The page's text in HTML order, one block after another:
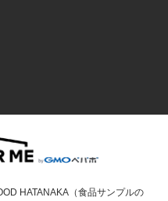
HATANAKA（食品サンプルの